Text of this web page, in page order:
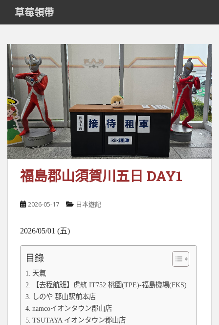
i
草莓領帶
福島郡山須賀川五日 DAY1
2026-05-17 日本遊記
2026/05/01 (五)
目錄
天氣
【去程航班】虎航 IT752 桃園(TPE)-福島機場(FKS)
しのや 郡山駅前本店
namcoイオンタウン郡山店
TSUTAYA イオンタウン郡山店